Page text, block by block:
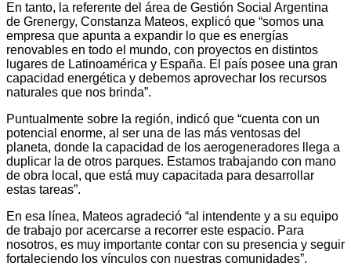
En tanto, la referente del área de Gestión Social Argentina
de Grenergy, Constanza Mateos, explicó que “somos una
empresa que apunta a expandir lo que es energías
renovables en todo el mundo, con proyectos en distintos
lugares de Latinoamérica y España. El país posee una gran
capacidad energética y debemos aprovechar los recursos
naturales que nos brinda”.
Puntualmente sobre la región, indicó que “cuenta con un
potencial enorme, al ser una de las más ventosas del
planeta, donde la capacidad de los aerogeneradores llega a
duplicar la de otros parques. Estamos trabajando con mano
de obra local, que está muy capacitada para desarrollar
estas tareas”.
En esa línea, Mateos agradeció “al intendente y a su equipo
de trabajo por acercarse a recorrer este espacio. Para
nosotros, es muy importante contar con su presencia y seguir
fortaleciendo los vínculos con nuestras comunidades”.